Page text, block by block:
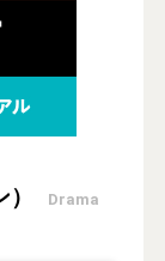
Drama